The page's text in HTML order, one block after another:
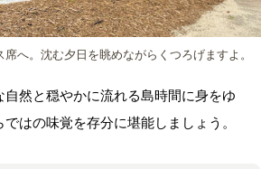
へ。沈む夕日を眺めながらくつろげますよ。
自然と穏やかに流れる島時間に身をゆ
はの味覚を存分に堪能しましょう。